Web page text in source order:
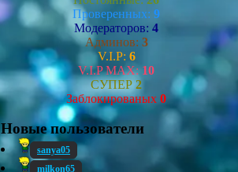
Проверенных: 9
Модераторов: 4
Админов: 3
V.I.P: 6
V.I.P MAX: 10
СУПЕР 2
Заблокированых 0
Новые пользователи
sanya05
milkon65